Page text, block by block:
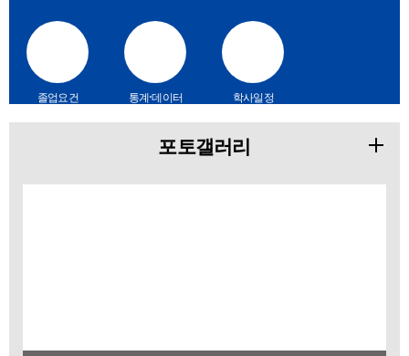
졸업요건
통계·데이터
학사일정
포토갤러리